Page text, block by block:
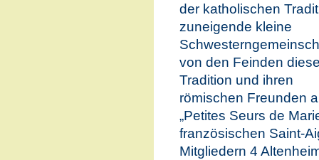
der katholischen
zuneigende kleine
von den Feinden
Tradition und ihren
römischen Freunden
„Petites Seurs de
französischen Saint-
Mitgliedern 4